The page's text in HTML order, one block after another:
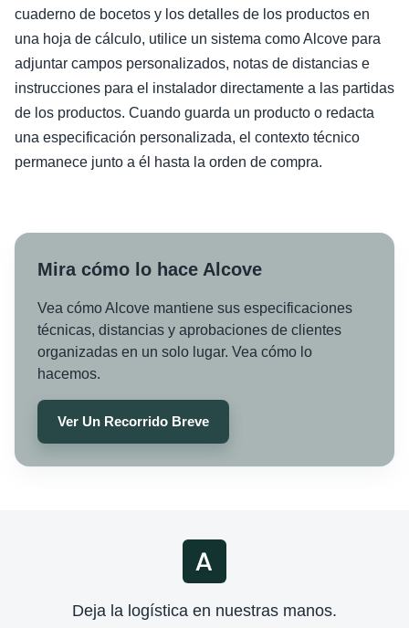
cuaderno de bocetos y los detalles de los productos en
una hoja de cálculo, utilice un sistema como Alcove para
adjuntar campos personalizados, notas de distancias e
instrucciones para el instalador directamente a las partidas
de los productos. Cuando guarda un producto o redacta
una especificación personalizada, el contexto técnico
permanece junto a él hasta la orden de compra.
Mira cómo lo hace Alcove
Vea cómo Alcove mantiene sus especificaciones
técnicas, distancias y aprobaciones de clientes
organizadas en un solo lugar. Vea cómo lo
hacemos.
Ver Un Recorrido Breve
Deja la logística en nuestras manos.